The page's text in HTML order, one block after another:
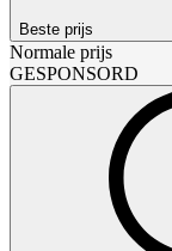
Beste prijs
Normale prijs
GESPONSORD